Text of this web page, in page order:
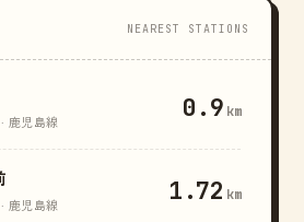
NEAREST STATIONS
鹿児島線 0.9 km
鹿児島線 1.72 km